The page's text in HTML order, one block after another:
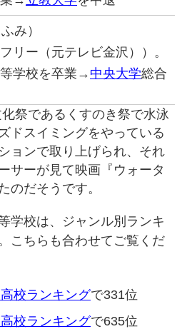
み）
リー（元テレビ金沢））。
学校を卒業→中央大学総合
祭であるくすのき祭で水泳
ドスイミングをやっている
ョンで取り上げられ、それ
サーが見て映画『ウォータ
のだそうです。
学校は、ジャンル別ランキ
こちらも合わせてご覧くだ
校ランキングで331位
校ランキングで635位